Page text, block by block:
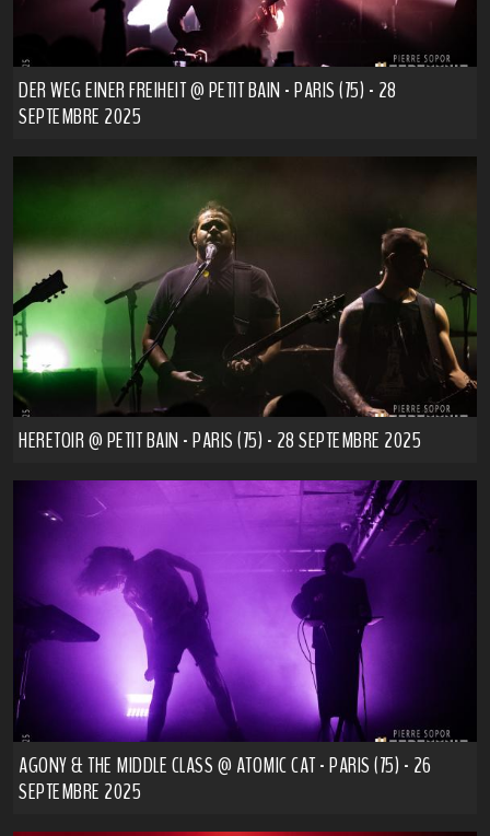
DER WEG EINER FREIHEIT @ PETIT BAIN - PARIS (75) - 28
SEPTEMBRE 2025
HERETOIR @ PETIT BAIN - PARIS (75) - 28 SEPTEMBRE 2025
AGONY & THE MIDDLE CLASS @ ATOMIC CAT - PARIS (75) - 26
SEPTEMBRE 2025